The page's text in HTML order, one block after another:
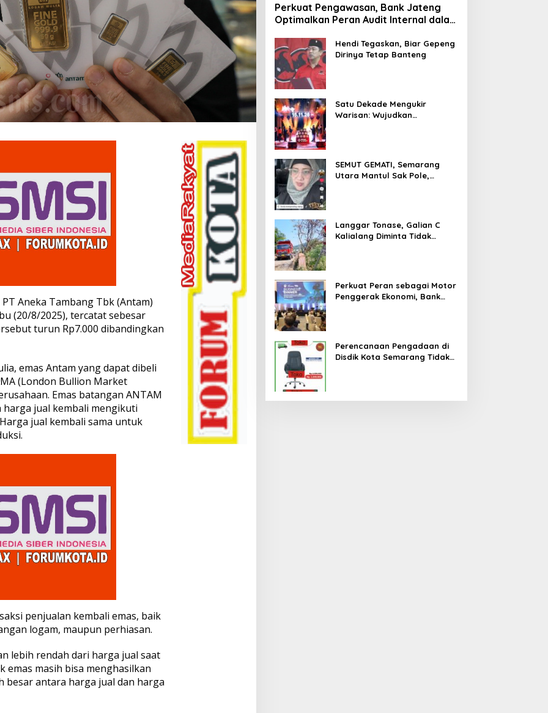
PT Aneka Tambang Tbk (Antam)
(20/8/2025), tercatat sebesar
turun Rp7.000 dibandingkan
emas Antam yang dapat dibeli
(London Bullion Market
Emas batangan ANTAM
harga jual kembali mengikuti
jual kembali sama untuk
penjualan kembali emas, baik
logam, maupun perhiasan.
lebih rendah dari harga jual saat
emas masih bisa menghasilkan
besar antara harga jual dan harga
Perkuat Pengawasan, Bank Jateng
Optimalkan Peran Audit Internal dalam
Hendi Tegaskan, Biar Gepeng
Dirinya Tetap Banteng
Satu Dekade Mengukir
Warisan: Wujudkan
SEMUT GEMATI, Semarang
Utara Mantul Sak Pole,
Langgar Tonase, Galian C
Kalialang Diminta Tidak
Perkuat Peran sebagai Motor
Penggerak Ekonomi, Bank
Perencanaan Pengadaan di
Disdik Kota Semarang Tidak